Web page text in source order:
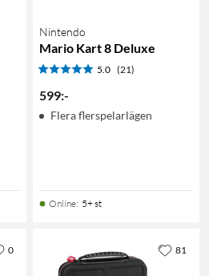
Nintendo
Mario Kart 8 Deluxe
5.0 (21)
599:-
Flera flerspelarlägen
Online: 5+ st
0 81